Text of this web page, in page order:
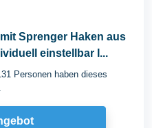
Sprenger Haken aus
einstellbar I...
Personen haben dieses